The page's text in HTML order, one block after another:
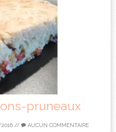
pruneaux
// AUCUN COMMENTAIRE